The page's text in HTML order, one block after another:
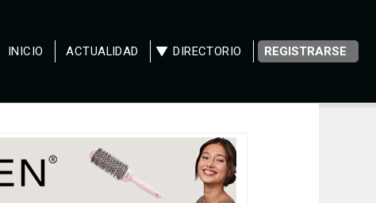
INICIO ACTUALIDAD DIRECTORIO REGISTRARSE